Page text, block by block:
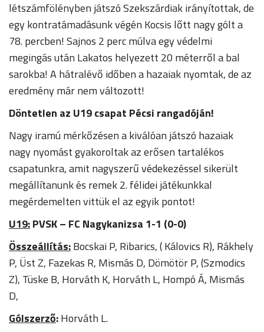
létszámfölényben játszó Szekszárdiak irányítottak, de
egy kontratámadásunk végén Kocsis lőtt nagy gólt a
78. percben! Sajnos 2 perc múlva egy védelmi
megingás után Lakatos helyezett 20 méterről a bal
sarokba! A hátralévő időben a hazaiak nyomtak, de az
eredmény már nem változott!
Döntetlen az U19 csapat Pécsi rangadóján!
Nagy iramú mérkőzésen a kiválóan játszó hazaiak
nagy nyomást gyakoroltak az erősen tartalékos
csapatunkra, amit nagyszerű védekezéssel sikerült
megállítanunk és remek 2. félidei játékunkkal
megérdemelten vittük el az egyik pontot!
U19:PVSK – FC Nagykanizsa 1-1 (0-0)
Összeállítás:Bocskai P, Ribarics, ( Kálovics R), Rákhely
P, Üst Z, Fazekas R, Mismás D, Dömötör P, (Szmodics
Z), Tüske B, Horváth K, Horváth L, Hompó Á, Mismás
D,
Gólszerző:Horváth L.